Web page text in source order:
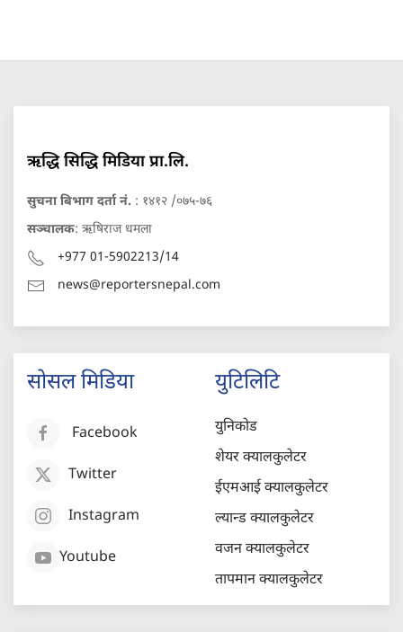
ऋद्धि सिद्धि मिडिया प्रा.लि.
सुचना बिभाग दर्ता नं. : १४१२ /०७५-७६
सञ्चालक: ऋषिराज धमला
+977 01-5902213/14
news@reportersnepal.com
सोसल मिडिया
Facebook
Twitter
Instagram
Youtube
युटिलिटि
युनिकोड
शेयर क्यालकुलेटर
ईएमआई क्यालकुलेटर
ल्यान्ड क्यालकुलेटर
वजन क्यालकुलेटर
तापमान क्यालकुलेटर